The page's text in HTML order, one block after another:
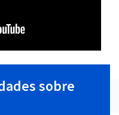
sobre